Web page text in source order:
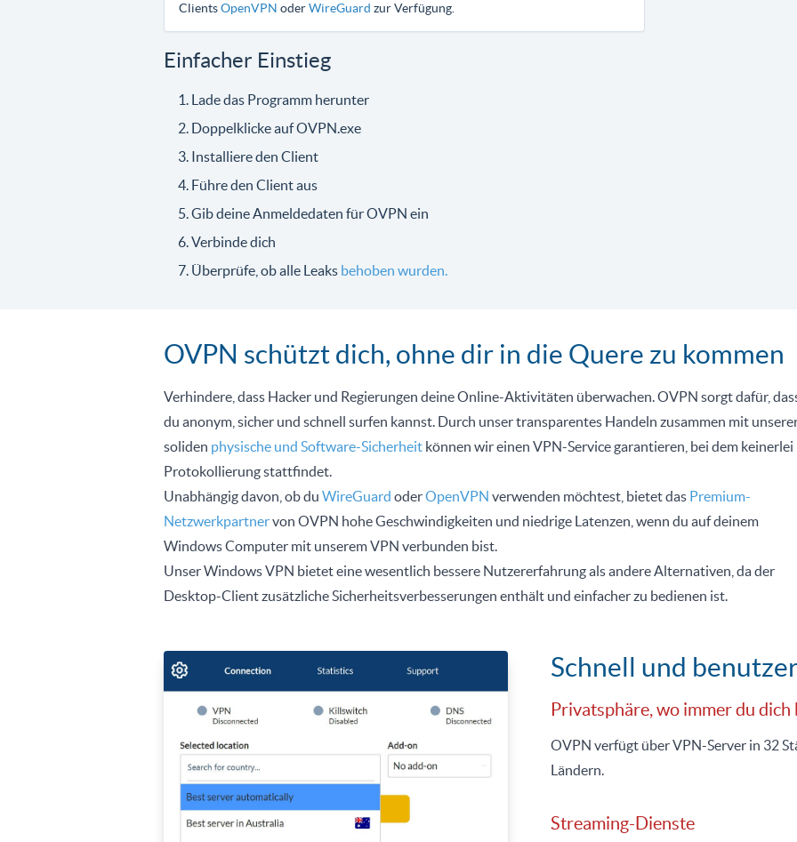
ClientsOpenVPN oderWireGuard zur Verfügung.
Einfacher Einstieg
Lade das Programm herunter
Doppelklicke auf OVPN.exe
Installiere den Client
Führe den Client aus
Gib deine Anmeldedaten für OVPN ein
Verbinde dich
Überprüfe, ob alle Leaks behoben wurden.
OVPN schützt dich, ohne dir in die Quere zu kommen
Verhindere, dass Hacker und Regierungen deine Online-Aktivitäten überwachen. OVPN sorgt dafür,
du anonym, sicher und schnell surfen kannst. Durch unser transparentes Handeln zusammen mit
soliden physische und Software-Sicherheit können wir einen VPN-Service garantieren, bei dem keinerlei
Protokollierung stattfindet.
Unabhängig davon, ob du WireGuard oderOpenVPN verwenden möchtest, bietet das Premium-
Netzwerkpartnervon OVPN hohe Geschwindigkeiten und niedrige Latenzen, wenn du auf deinem
Windows Computer mit unserem VPN verbunden bist.
Unser Windows VPN bietet eine wesentlich bessere Nutzererfahrung als andere Alternativen, da der
Desktop-Client zusätzliche Sicherheitsverbesserungen enthält und einfacher zu bedienen ist.
Schnell und
Privatsphäre, wo immer du dich
OVPN verfügt über VPN-Server in 32
Ländern.
Streaming-Dienste